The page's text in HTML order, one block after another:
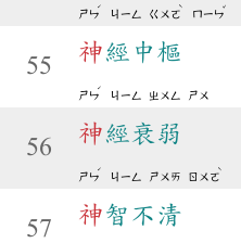
ㄕㄣ
ˊ
ㄐㄧㄥ ㄍㄨㄛ
ˋ
ㄇㄧㄣ
ˇ
55
神經中樞
ㄕㄣ
ˊ
ㄐㄧㄥ ㄓㄨㄥ ㄕㄨ
56
神經衰弱
ㄕㄣ
ˊ
ㄐㄧㄥ ㄕㄨㄞ ㄖㄨㄛ
ˋ
57
神智不清